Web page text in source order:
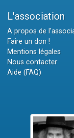
L'association
A propos de
Faire un don !
Mentions légales
Nous contacter
Aide (FAQ)